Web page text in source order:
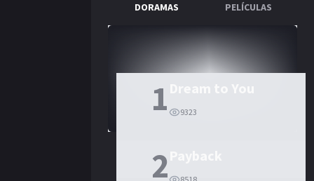
DORAMAS PELÍCULAS
1 9323
2